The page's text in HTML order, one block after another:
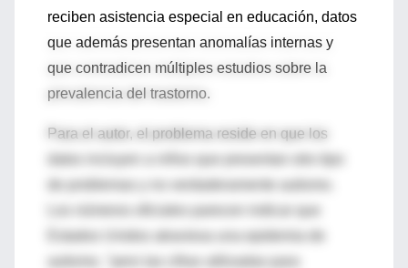
reciben asistencia especial en educación, datos
que además presentan anomalías internas y
que contradicen múltiples estudios sobre la
prevalencia del trastorno.
Para el autor, el problema reside en que los